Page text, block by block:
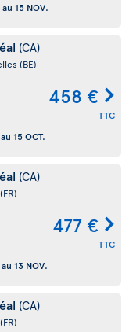
au 15 NOV.
(CA)
(BE)
458 €
TTC
au 15 OCT.
(CA)
(FR)
477 €
TTC
au 13 NOV.
(CA)
(FR)